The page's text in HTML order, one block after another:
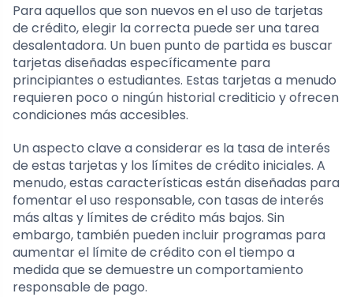
Para aquellos que son nuevos en el uso de tarjetas
de crédito, elegir la correcta puede ser una tarea
desalentadora. Un buen punto de partida es buscar
tarjetas diseñadas específicamente para
principiantes o estudiantes. Estas tarjetas a menudo
requieren poco o ningún historial crediticio y ofrecen
condiciones más accesibles.
Un aspecto clave a considerar es la tasa de interés
de estas tarjetas y los límites de crédito iniciales. A
menudo, estas características están diseñadas para
fomentar el uso responsable, con tasas de interés
más altas y límites de crédito más bajos. Sin
embargo, también pueden incluir programas para
aumentar el límite de crédito con el tiempo a
medida que se demuestre un comportamiento
responsable de pago.